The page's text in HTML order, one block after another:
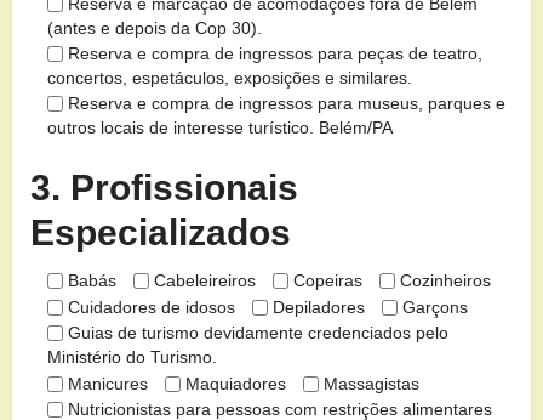
(antes e depois da Cop 30).
Reserva e compra de ingressos para peças de teatro,
concertos, espetáculos, exposições e similares.
Reserva e compra de ingressos para museus, parques e
outros locais de interesse turístico. Belém/PA
3. Profissionais
Especializados
Babás Cabeleireiros Copeiras
Cozinheiros
Cuidadores de idosos
Depiladores
Garçons
Guias de turismo devidamente credenciados pelo
Ministério do Turismo.
Manicures
Maquiadores
Massagistas
Nutricionistas para pessoas com restrições alimentares